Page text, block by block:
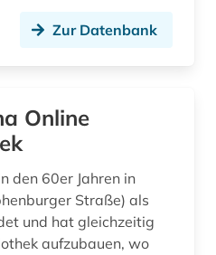
Zur Datenbank
Online
den 60er Jahren in
Straße) als
und hat gleichzeitig
aufzubauen, wo